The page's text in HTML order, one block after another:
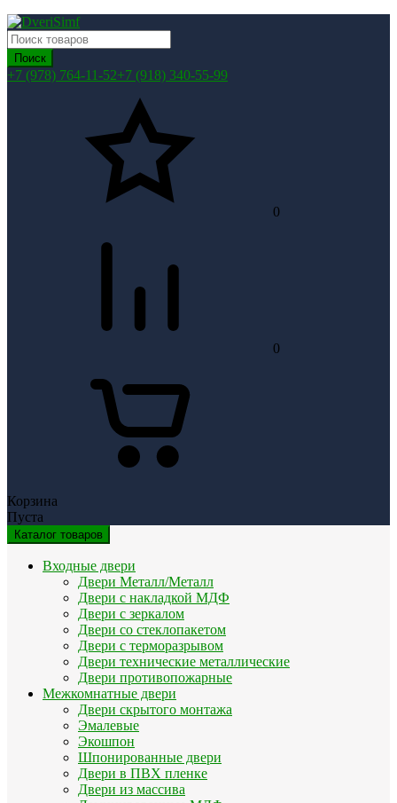
Поиск
+7 (978) 764-11-52+7 (918) 340-55-99
0
0
Корзина
Пуста
Каталог товаров
Входные двери
Двери Металл/Металл
Двери с накладкой МДФ
Двери с зеркалом
Двери со стеклопакетом
Двери с терморазрывом
Двери технические металлические
Двери противопожарные
Межкомнатные двери
Двери скрытого монтажа
Эмалевые
Экошпон
Шпонированные двери
Двери в ПВХ пленке
Двери из массива